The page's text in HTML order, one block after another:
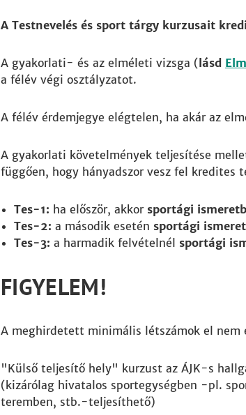
A Testnevelés és sport tárgy kurzusait
A gyakorlati- és az elméleti vizsga ( lásd
a félév végi osztályzatot.
A félév érdemjegye elégtelen, ha akár az
A gyakorlati követelmények teljesítése
függően, hogy hányadszor vesz fel kredites
Tes-1: ha először, akkor sportági
Tes-2: a második esetén sportági
Tes-3: a harmadik felvételnél sportági
FIGYELEM!
A meghirdetett minimális létszámok el
"Külső teljesítő hely" kurzust az ÁJK-s
(kizárólag hivatalos sportegységben -pl.
teremben, stb.-teljesíthető)